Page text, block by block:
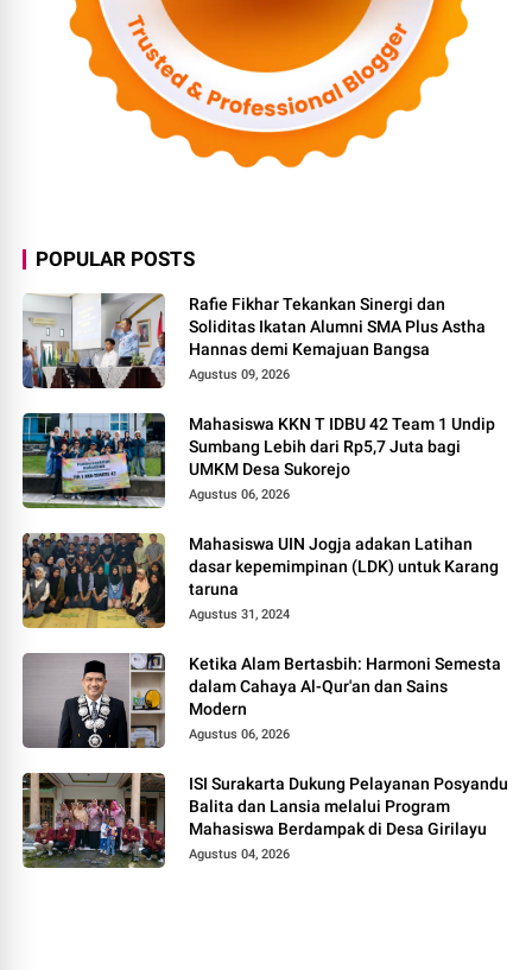
POPULAR POSTS
Rafie Fikhar Tekankan Sinergi dan
Soliditas Ikatan Alumni SMA Plus Astha
Hannas demi Kemajuan Bangsa
Agustus 09, 2026
Mahasiswa KKN T IDBU 42 Team 1 Undip
Sumbang Lebih dari Rp5,7 Juta bagi
UMKM Desa Sukorejo
Agustus 06, 2026
Mahasiswa UIN Jogja adakan Latihan
dasar kepemimpinan (LDK) untuk Karang
taruna
Agustus 31, 2024
Ketika Alam Bertasbih: Harmoni Semesta
dalam Cahaya Al-Qur'an dan Sains
Modern
Agustus 06, 2026
ISI Surakarta Dukung Pelayanan Posyandu
Balita dan Lansia melalui Program
Mahasiswa Berdampak di Desa Girilayu
Agustus 04, 2026